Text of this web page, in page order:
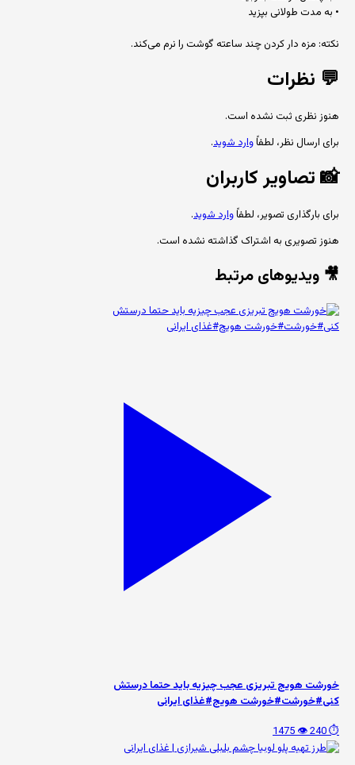
• به مدت طولانی بپزید
نکته: مزه دار کردن چند ساعته گوشت را نرم می‌کند.
💬 نظرات
هنوز نظری ثبت نشده است.
برای ارسال نظر، لطفاًوارد شوید.
📸تصاویر کاربران
برای بارگذاری تصویر، لطفاًوارد شوید.
هنوز تصویری به اشتراک گذاشته نشده است.
🎥 ویدیوهای مرتبط
خورشت هویج تبریزی عجب چیزیه باید حتما درستش
کنی#خورشت#خورشت هویج#غذای ایرانی
⏱️ 240
👁️ 1475